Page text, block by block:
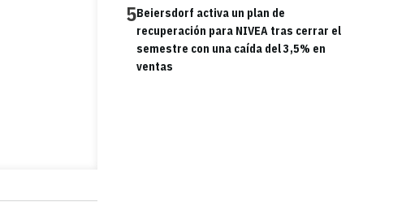
5Beiersdorf activa un plan de
recuperación para NIVEA tras cerrar el
semestre con una caída del 3,5% en
ventas